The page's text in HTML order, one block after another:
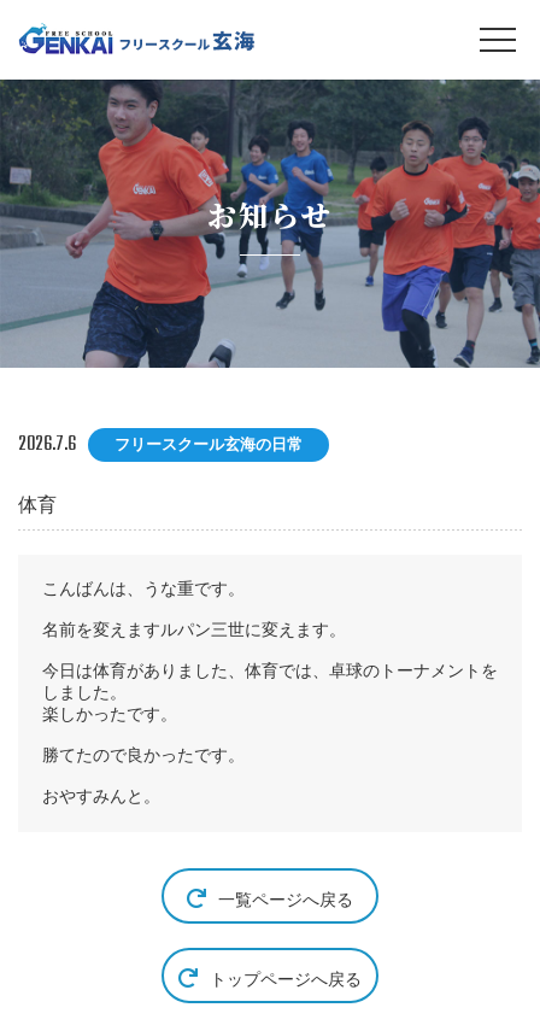
お知らせ
2026.7.6 フリースクール玄海の日常
体育
こんばんは、うな重です。
名前を変えますルパン三世に変えます。
今日は体育がありました、体育では、卓球のトーナメントを
しました。
楽しかったです。
勝てたので良かったです。
おやすみんと。
一覧ページへ戻る
トップページへ戻る